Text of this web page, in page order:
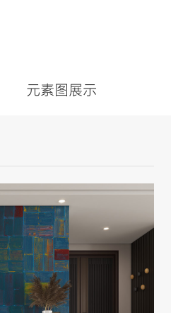
元素图展示